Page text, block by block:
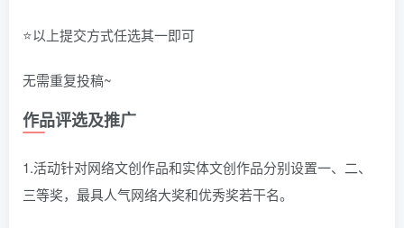
⭐以上提交方式任选其一即可
无需重复投稿~
作品评选及推广
1.活动针对网络文创作品和实体文创作品分别设置一、二、
三等奖，最具人气网络大奖和优秀奖若干名。